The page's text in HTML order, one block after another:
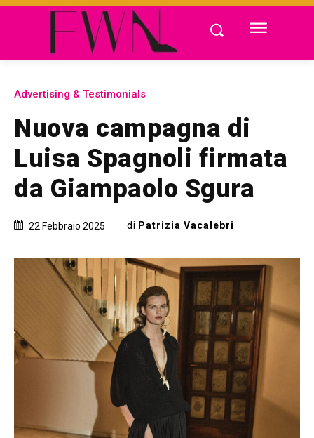
Advertising & Testimonials
Nuova campagna di
Luisa Spagnoli firmata
da Giampaolo Sgura
22 Febbraio 2025 di Patrizia Vacalebri